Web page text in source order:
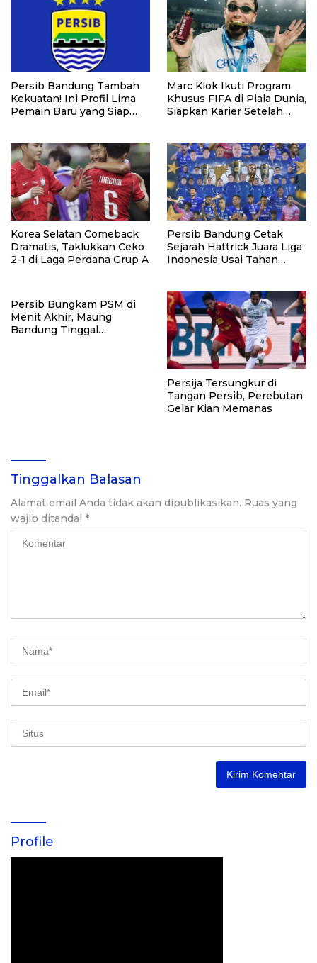
Persib Bandung Tambah
Kekuatan! Ini Profil Lima
Pemain Baru yang Siap
Marc Klok Ikuti Program
Khusus FIFA di Piala Dunia,
Siapkan Karier Setelah
Korea Selatan Comeback
Dramatis, Taklukkan Ceko
2-1 di Laga Perdana Grup A
Persib Bandung Cetak
Sejarah Hattrick Juara Liga
Indonesia Usai Tahan
Persib Bungkam PSM di
Menit Akhir, Maung
Bandung Tinggal
Persija Tersungkur di
Tangan Persib, Perebutan
Gelar Kian Memanas
Tinggalkan Balasan
Alamat email Anda tidak akan dipublikasikan. Ruas yang
wajib ditandai *
Profile